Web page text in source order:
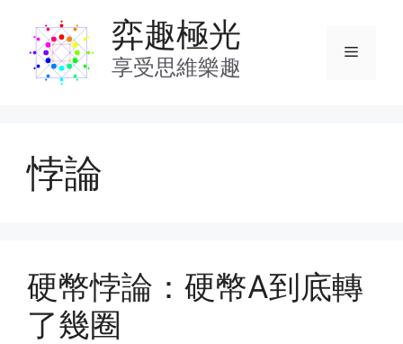
content
弈趣極光
享受思維樂趣
Menu
悖論
硬幣悖論：硬幣A到底轉
了幾圈